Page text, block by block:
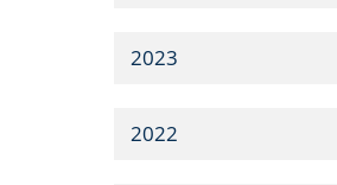
2023
2022